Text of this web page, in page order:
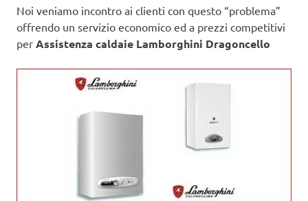
Noi veniamo incontro ai clienti con questo “problema”
offrendo un servizio economico ed a prezzi competitivi
per Assistenza caldaie Lamborghini Dragoncello